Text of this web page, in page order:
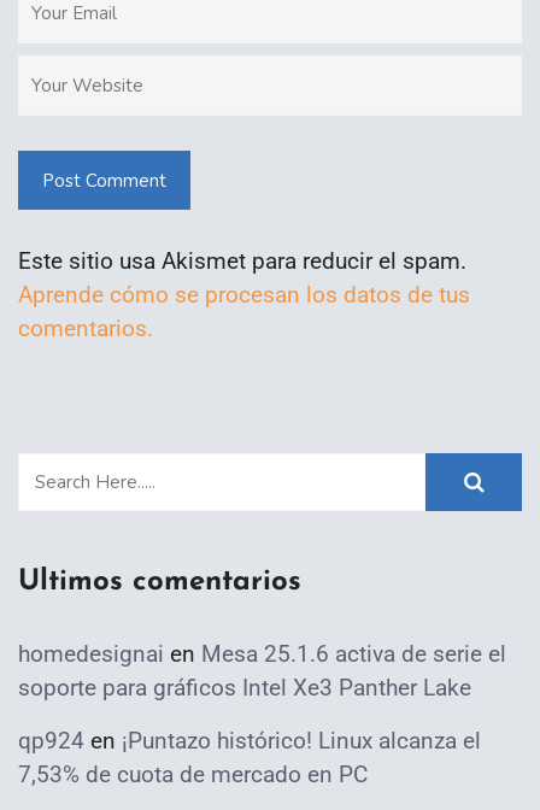
Post Comment
Este sitio usa Akismet para reducir el spam.
Aprende cómo se procesan los datos de tus
comentarios.
Ultimos comentarios
homedesignai en Mesa 25.1.6 activa de serie el
soporte para gráficos Intel Xe3 Panther Lake
qp924 en ¡Puntazo histórico! Linux alcanza el
7,53% de cuota de mercado en PC